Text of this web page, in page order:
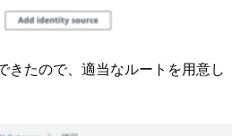
きたので、適当なルートを用意し